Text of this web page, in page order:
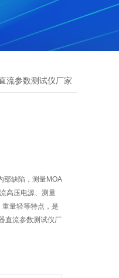
流参数测试仪厂家
部缺陷，测量MOA
高压电源、测量
量轻等特点，是
直流参数测试仪厂